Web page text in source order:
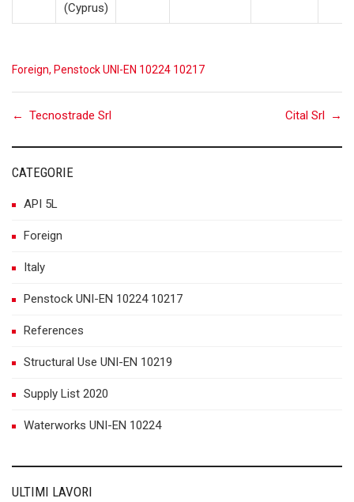
(Cyprus)
Foreign, Penstock UNI-EN 10224 10217
Post
navigation
← Tecnostrade Srl Cital Srl →
CATEGORIE
API 5L
Foreign
Italy
Penstock UNI-EN 10224 10217
References
Structural Use UNI-EN 10219
Supply List 2020
Waterworks UNI-EN 10224
ULTIMI LAVORI